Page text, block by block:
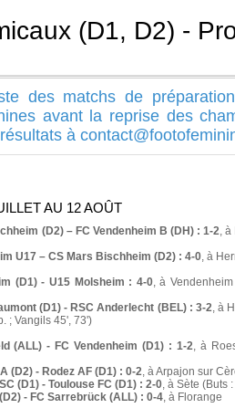
(D1, D2) -
des matchs de
avant la reprise des
à
AU 12 AOÛT
(D2) – FC Vendenheim B (DH) : 1-2, à
U17 – CS Mars Bischheim (D2) : 4-0, à
(D1) - U15 Molsheim : 4-0, à
(D1) - RSC Anderlecht (BEL) : 3-2, à
; Vangils 45', 73')
(ALL) - FC Vendenheim (D1) : 1-2, à
(D2) - Rodez AF (D1) : 0-2, à Arpajon sur
(D1) - Toulouse FC (D1) : 2-0, à Sète (Buts
- FC Sarrebrück (ALL) : 0-4, à Florange